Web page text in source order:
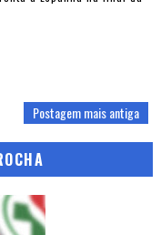
Postagem mais antiga